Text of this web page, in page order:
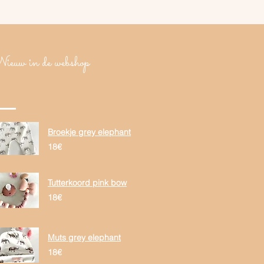
in de webshop
Broekje grey elephant
18€
Tutterkoord pink bow
18€
Muts grey elephant
18€